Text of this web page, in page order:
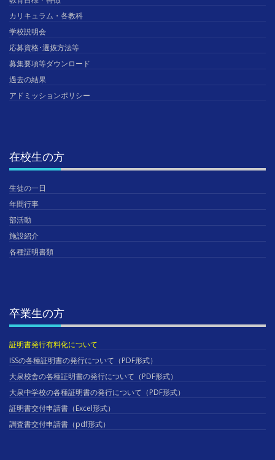
カリキュラム・各教科
学校説明会
応募資格･選抜方法等
募集要項等ダウンロード
過去の結果
アドミッションポリシー
在校生の方
生徒の一日
年間行事
部活動
施設紹介
各種証明書類
卒業生の方
証明書発行有料化について
ISSの各種証明書の発行について（PDF形式）
大泉校舎の各種証明書の発行について（PDF形式）
大泉中学校の各種証明書の発行について（PDF形式）
証明書交付申請書（Excel形式）
調査書交付申請書（pdf形式）